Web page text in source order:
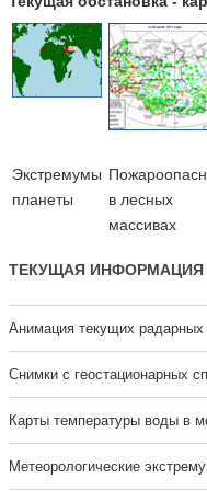
Экстремумы
планеты
в лесных
массивах
ТЕКУЩАЯ ИНФОРМАЦИЯ
Анимация текущих
Cнимки с геостационарных
Карты температуры воды в
Метеорологические